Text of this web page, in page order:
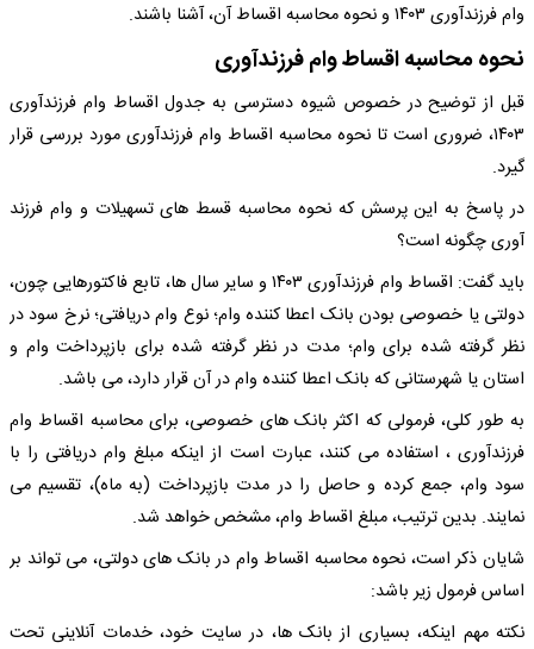
وام فرزندآوری ۱۴۰۳ و نحوه محاسبه اقساط آن، آشنا باشند.
نحوه محاسبه اقساط وام فرزندآوری
قبل از توضیح در خصوص شیوه دسترسی به جدول اقساط وام فرزندآوری
۱۴۰۳، ضروری است تا نحوه محاسبه اقساط وام فرزندآوری مورد بررسی قرار
گیرد.
در پاسخ به این پرسش که نحوه محاسبه قسط های تسهیلات و وام فرزند
آوری چگونه است؟
باید گفت: اقساط وام فرزندآوری ۱۴۰۳ و سایر سال ها، تابع فاکتورهایی چون،
دولتی یا خصوصی بودن بانک اعطا کننده وام؛ نوع وام دریافتی؛ نرخ سود در
نظر گرفته شده برای وام؛ مدت در نظر گرفته شده برای بازپرداخت وام و
استان یا شهرستانی که بانک اعطا کننده وام در آن قرار دارد، می باشد.
به طور کلی، فرمولی که اکثر بانک های خصوصی، برای محاسبه اقساط وام
فرزندآوری ، استفاده می کنند، عبارت است از اینکه مبلغ وام دریافتی را با
سود وام، جمع کرده و حاصل را در مدت بازپرداخت (به ماه)، تقسیم می
نمایند. بدین ترتیب، مبلغ اقساط وام، مشخص خواهد شد.
شایان ذکر است، نحوه محاسبه اقساط وام در بانک های دولتی، می تواند بر
اساس فرمول زیر باشد:
نکته مهم اینکه، بسیاری از بانک ها، در سایت خود، خدمات آنلاینی تحت